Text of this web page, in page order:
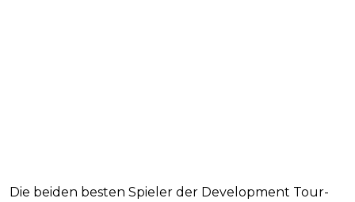
Die beiden besten Spieler der Development Tour-